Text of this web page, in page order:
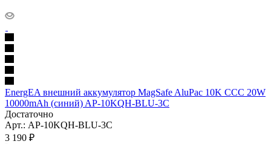
EnergEA внешний аккумулятор MagSafe AluPac 10K CCC 20W
10000mAh (синий) AP-10KQH-BLU-3C
Достаточно
Арт.: AP-10KQH-BLU-3C
3 190 ₽